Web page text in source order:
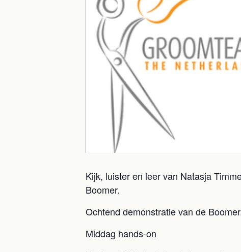
Kijk, luister en leer van Natasja
Boomer.
Ochtend demonstratie van de
Middag hands-on